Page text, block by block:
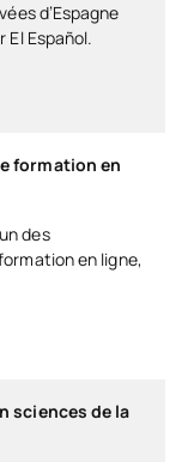
d’Espagne
Español.
formation en
des
en ligne,
sciences de la